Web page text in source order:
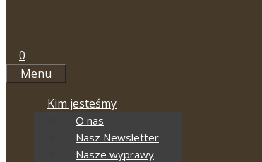
0
Menu
Kim jesteśmy
O nas
Nasz Newsletter
Nasze wyprawy